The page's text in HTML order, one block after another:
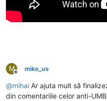
M
Deconectat
mike_us
@mihai Ar ajuta mult să
din comentariile celor anti-